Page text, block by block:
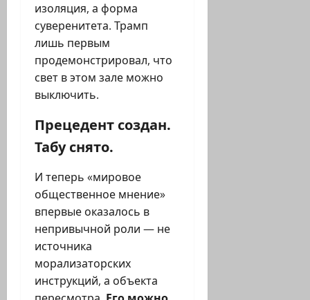
изоляция, а форма
суверенитета. Трамп
лишь первым
продемонстрировал, что
свет в этом зале можно
выключить.
Прецедент создан.
Табу снято.
И теперь «мировое
общественное мнение»
впервые оказалось в
непривычной роли — не
источника
морализаторских
инструкций, а объекта